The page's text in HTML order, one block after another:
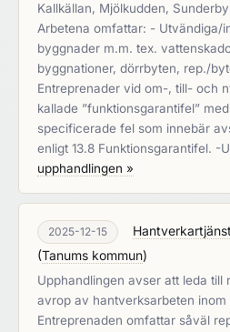
Kallkällan, Mjölkudden,
Arbetena omfattar: - Utvändiga/
byggnader m.m. tex.
byggnationer, dörrbyten, rep./
Entreprenader vid om-, till- och
kallade ”funktionsgarantifel”
specificerade fel som innebär
enligt 13.8 Funktionsgarantifel. -
upphandlingen »
2025-12-15
(Tanums kommun)
Upphandlingen avser att leda till
avrop av hantverksarbeten inom
Entreprenaden omfattar såväl